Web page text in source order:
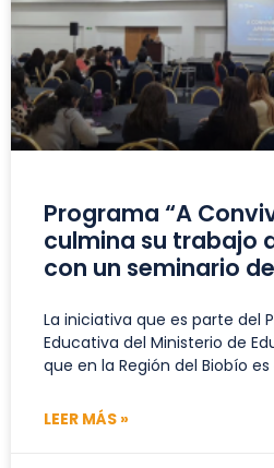
Programa “A
culmina su trabajo
con un seminario
La iniciativa que es parte del
Educativa del Ministerio de
que en la Región del Biobío
LEER MÁS »